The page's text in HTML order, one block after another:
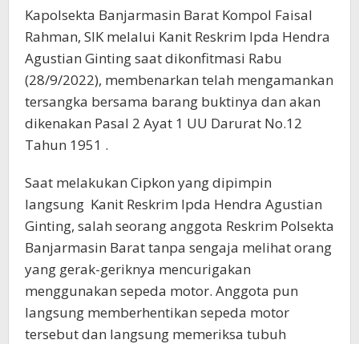
Kapolsekta Banjarmasin Barat Kompol Faisal
Rahman, SIK melalui Kanit Reskrim Ipda Hendra
Agustian Ginting saat dikonfitmasi Rabu
(28/9/2022), membenarkan telah mengamankan
tersangka bersama barang buktinya dan akan
dikenakan Pasal 2 Ayat 1 UU Darurat No.12
Tahun 1951 .
Saat melakukan Cipkon yang dipimpin
langsung Kanit Reskrim Ipda Hendra Agustian
Ginting, salah seorang anggota Reskrim Polsekta
Banjarmasin Barat tanpa sengaja melihat orang
yang gerak-geriknya mencurigakan
menggunakan sepeda motor. Anggota pun
langsung memberhentikan sepeda motor
tersebut dan langsung memeriksa tubuh